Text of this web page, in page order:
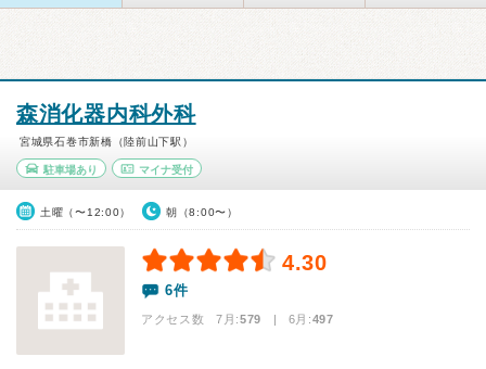
森消化器内科外科
宮城県石巻市新橋（陸前山下駅）
駐車場あり マイナ受付
土曜（〜12:00） 朝（8:00〜）
4.30
6件
アクセス数 7月:579 | 6月:497